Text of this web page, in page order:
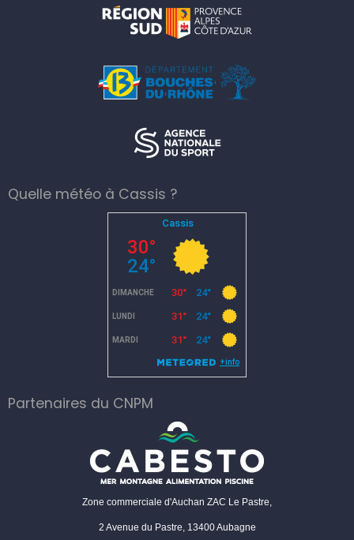
Quelle météo à Cassis ?
Partenaires du CNPM
Zone commerciale d'Auchan ZAC Le Pastre,
2 Avenue du Pastre, 13400 Aubagne